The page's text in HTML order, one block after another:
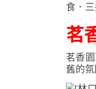
茗
茗香
舊的氛